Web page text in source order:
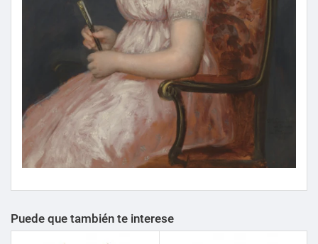
Puede que también te interese